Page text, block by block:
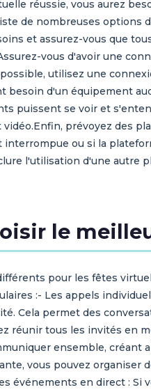
réussie, vous aurez
de nombreuses options
et assurez-vous que
vous d'avoir une
utilisez une
besoin d'un équipement
puissent se voir et
prévoyez des
ou si la
l'utilisation d'une autre
le
pour les fêtes
:- Les appels
Cela permet des
réunir tous les invités en
ensemble, créant
vous pouvez organiser
événements en direct :